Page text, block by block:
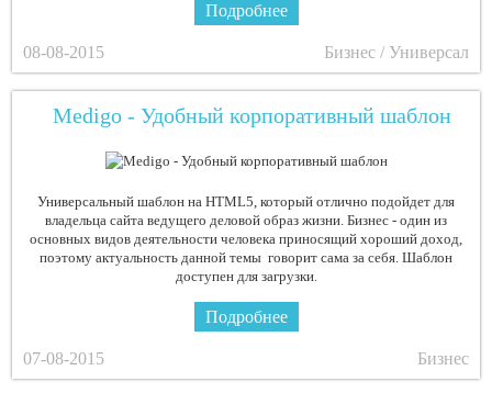
Подробнее
08-08-2015 Бизнес / Универсал
Medigo - Удобный корпоративный шаблон
Универсальный шаблон на HTML5, который отлично подойдет для
владельца сайта ведущего деловой образ жизни. Бизнес - один из
основных видов деятельности человека приносящий хороший доход,
поэтому актуальность данной темы говорит сама за себя. Шаблон
доступен для загрузки.
Подробнее
07-08-2015 Бизнес